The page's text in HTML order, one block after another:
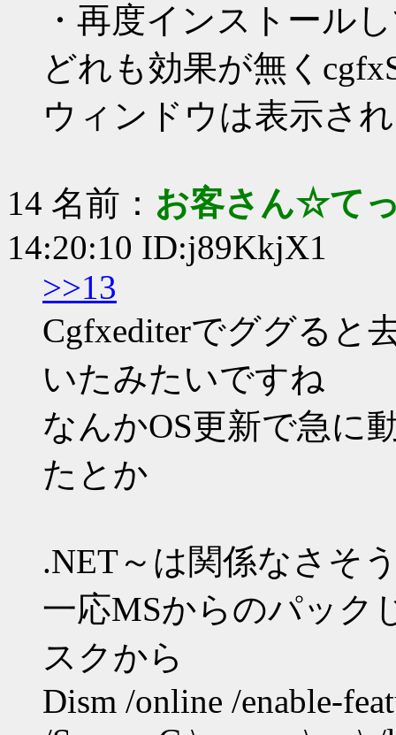
・再度インストール
どれも効果が無く
ウィンドウは表示さ
14 名前： お客さん☆て
14:20:10 ID:j89KkjX1
>>13
Cgfxediterでググると
いたみたいですね
なんかOS更新で急に
たとか
.NET～は関係なさそ
一応MSからのパック
スクから
Dism /online /enable-